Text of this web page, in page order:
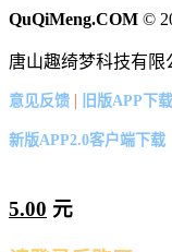
QuQiMeng.COM ©
唐山趣绮梦科技有限
意见反馈 | 旧版APP下载
新版APP2.0客户端下载
5.00 元